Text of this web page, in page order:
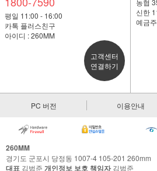
평일 11:00 - 16:00
카톡 플러스친구
아이디 : 260MM
고객센터
연결하기
농협
신한
예금
PC 버전 이용안내
260MM
경기도 군포시 당정동 1007-4 105-201 260mm
대표 김범준 개인정보 보호 책임자김범준